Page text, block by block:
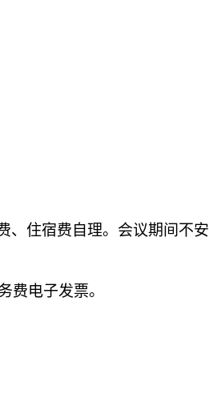
、住宿费自理。会议期间不安
费电子发票。